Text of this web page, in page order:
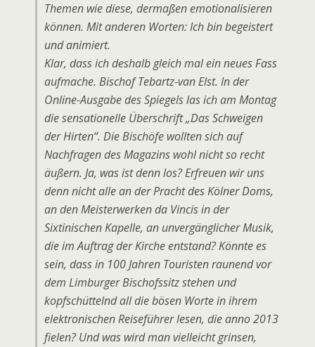
Themen wie diese, dermaßen emotionalisieren
können. Mit anderen Worten: Ich bin begeistert
und animiert.
Klar, dass ich deshalb gleich mal ein neues Fass
aufmache. Bischof Tebartz-van Elst. In der
Online-Ausgabe des Spiegels las ich am Montag
die sensationelle Überschrift „Das Schweigen
der Hirten“. Die Bischöfe wollten sich auf
Nachfragen des Magazins wohl nicht so recht
äußern. Ja, was ist denn los? Erfreuen wir uns
denn nicht alle an der Pracht des Kölner Doms,
an den Meisterwerken da Vincis in der
Sixtinischen Kapelle, an unvergänglicher Musik,
die im Auftrag der Kirche entstand? Könnte es
sein, dass in 100 Jahren Touristen raunend vor
dem Limburger Bischofssitz stehen und
kopfschüttelnd all die bösen Worte in ihrem
elektronischen Reiseführer lesen, die anno 2013
fielen? Und was wird man vielleicht grinsen,